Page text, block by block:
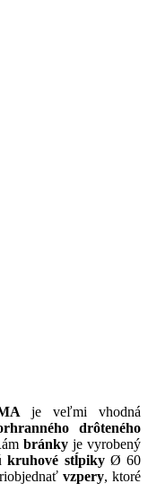
je veľmi vhodná
drôteného
bránky je vyrobený
kruhové stĺpikyØ 60
vzpery, ktoré